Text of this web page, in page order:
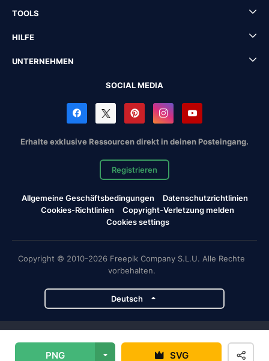
PNG SVG
TOOLS
HILFE
UNTERNEHMEN
SOCIAL MEDIA
Erhalte exklusive Ressourcen direkt in deinen Posteingang.
Registrieren
Allgemeine Geschäftsbedingungen
Datenschutzrichtlinien
Cookies-Richtlinien
Copyright-Verletzung melden
Cookies settings
Copyright © 2010-2026 Freepik Company S.L.U. Alle Rechte
vorbehalten.
Deutsch